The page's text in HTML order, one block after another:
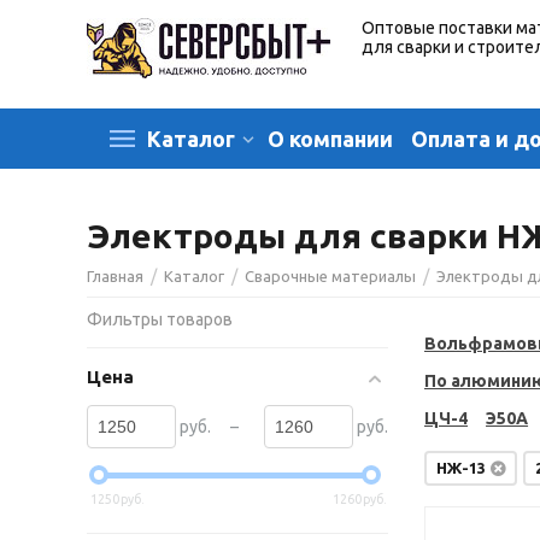
Оптовые поставки
для сварки и
Каталог О компании Оплата и
Электроды для сварки
Главная / Каталог / Сварочные материалы / Электроды
По
ЦЧ-4
Э50А
НЖ-13
Фильтры товаров
Цена
руб. – руб.
1250руб. 1260руб.